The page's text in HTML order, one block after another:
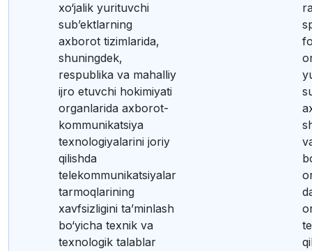
xo‘jalik yurituvchi
sub’ektlarning
axborot tizimlarida,
shuningdek,
respublika va mahalliy
ijro etuvchi hokimiyati
organlarida axborot-
kommunikatsiya
texnologiyalarini joriy
qilishda
telekommunikatsiyalar
tarmoqlarining
xavfsizligini ta’minlash
bo‘yicha texnik va
texnologik talablar